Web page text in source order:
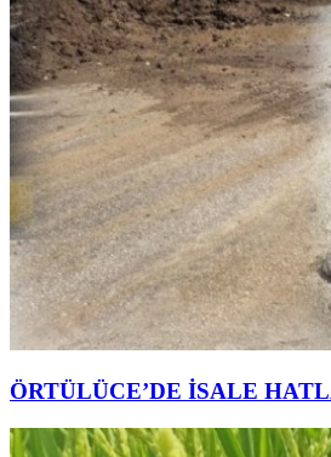
ÖRTÜLÜCE’DE İSALE